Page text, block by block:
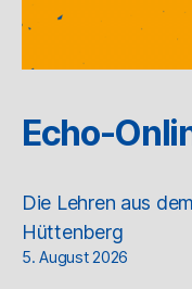
Echo-
Die Lehren aus
Hüttenberg
5. August 2026